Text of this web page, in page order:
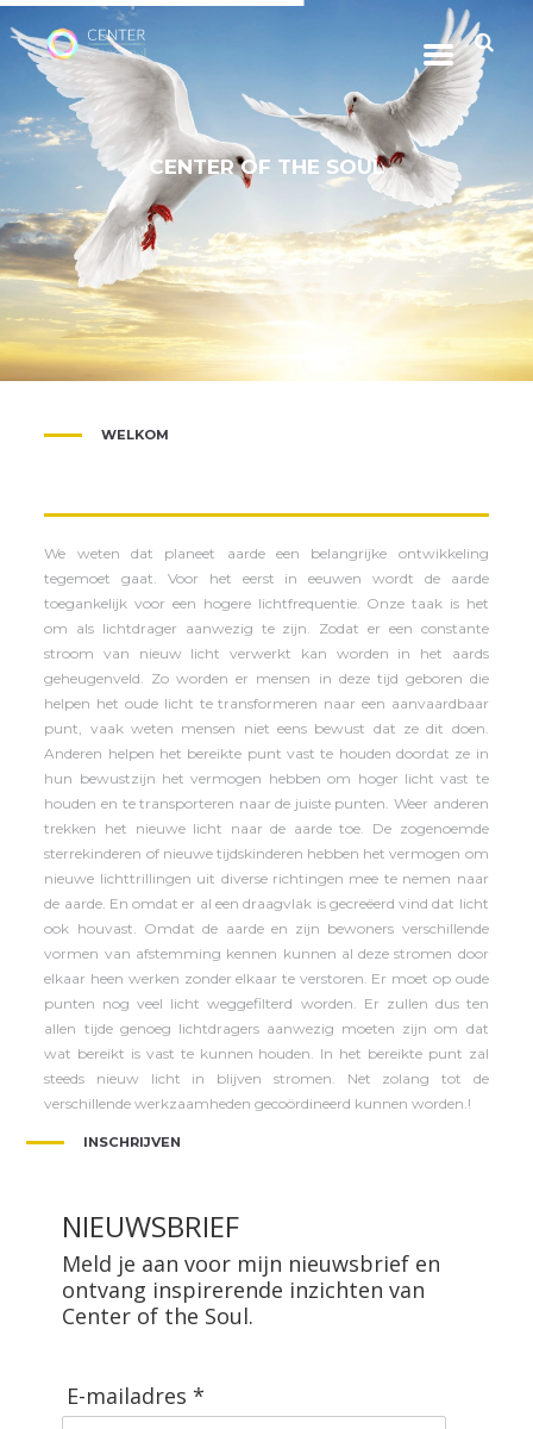
CENTER OF THE SOUL
WELKOM
We weten dat planeet aarde een belangrijke ontwikkeling
tegemoet gaat. Voor het eerst in eeuwen wordt de aarde
toegankelijk voor een hogere lichtfrequentie. Onze taak is het
om als lichtdrager aanwezig te zijn. Zodat er een constante
stroom van nieuw licht verwerkt kan worden in het aards
geheugenveld. Zo worden er mensen in deze tijd geboren die
helpen het oude licht te transformeren naar een aanvaardbaar
punt, vaak weten mensen niet eens bewust dat ze dit doen.
Anderen helpen het bereikte punt vast te houden doordat ze in
hun bewustzijn het vermogen hebben om hoger licht vast te
houden en te transporteren naar de juiste punten. Weer anderen
trekken het nieuwe licht naar de aarde toe. De zogenoemde
sterrekinderen of nieuwe tijdskinderen hebben het vermogen om
nieuwe lichttrillingen uit diverse richtingen mee te nemen naar
de aarde. En omdat er al een draagvlak is gecreëerd vind dat licht
ook houvast. Omdat de aarde en zijn bewoners verschillende
vormen van afstemming kennen kunnen al deze stromen door
elkaar heen werken zonder elkaar te verstoren. Er moet op oude
punten nog veel licht weggefilterd worden. Er zullen dus ten
allen tijde genoeg lichtdragers aanwezig moeten zijn om dat
wat bereikt is vast te kunnen houden. In het bereikte punt zal
steeds nieuw licht in blijven stromen. Net zolang tot de
verschillende werkzaamheden gecoördineerd kunnen worden.!
INSCHRIJVEN
NIEUWSBRIEF
Meld je aan voor mijn nieuwsbrief en
ontvang inspirerende inzichten van
Center of the Soul.
E-mailadres *